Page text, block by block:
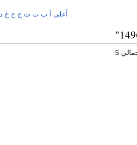
أعلى أ ب ت ث ج ح خ د